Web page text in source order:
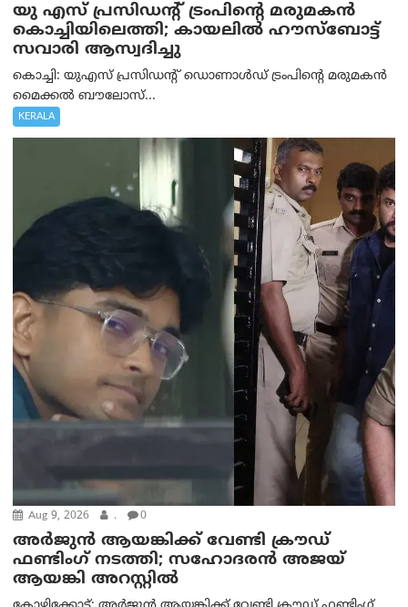
യു എസ് പ്രസിഡന്റ് ട്രംപിന്റെ മരുമകൻ
കൊച്ചിയിലെത്തി; കായലിൽ ഹൗസ്ബോട്ട്
സവാരി ആസ്വദിച്ചു
കൊച്ചി: യുഎസ് പ്രസിഡന്റ് ഡൊണാൾഡ് ട്രംപിന്റെ മരുമകൻ
മൈക്കൽ ബൗലോസ്...
KERALA
Aug 9, 2026 . 0
അർജുൻ ആയങ്കിക്ക് വേണ്ടി ക്രൗഡ്
ഫണ്ടിംഗ് നടത്തി; സഹോദരന്‍ അജയ്
ആയങ്കി അറസ്റ്റിൽ